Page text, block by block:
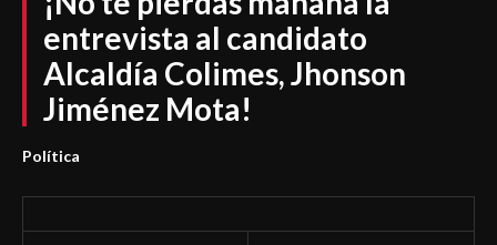
entrevista al candidato
Alcaldía Colimes, Jhonson
Jiménez Mota!
Política